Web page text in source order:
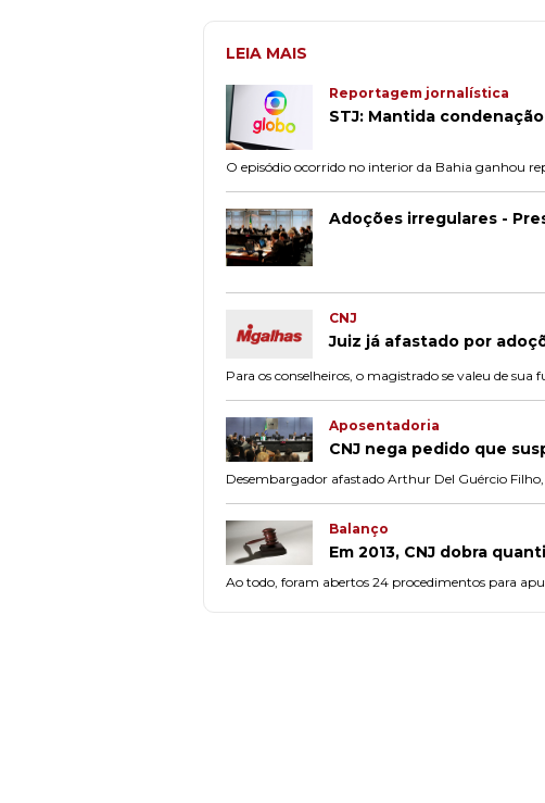
LEIA MAIS
Reportagem jornalística
STJ: Mantida
O episódio ocorrido no interior da Bahia ganhou
Adoções irregulares -
CNJ
Juiz já afastado por
Para os conselheiros, o magistrado se valeu de
Aposentadoria
CNJ nega pedido que
Desembargador afastado Arthur Del Guércio
Balanço
Em 2013, CNJ dobra
Ao todo, foram abertos 24 procedimentos para